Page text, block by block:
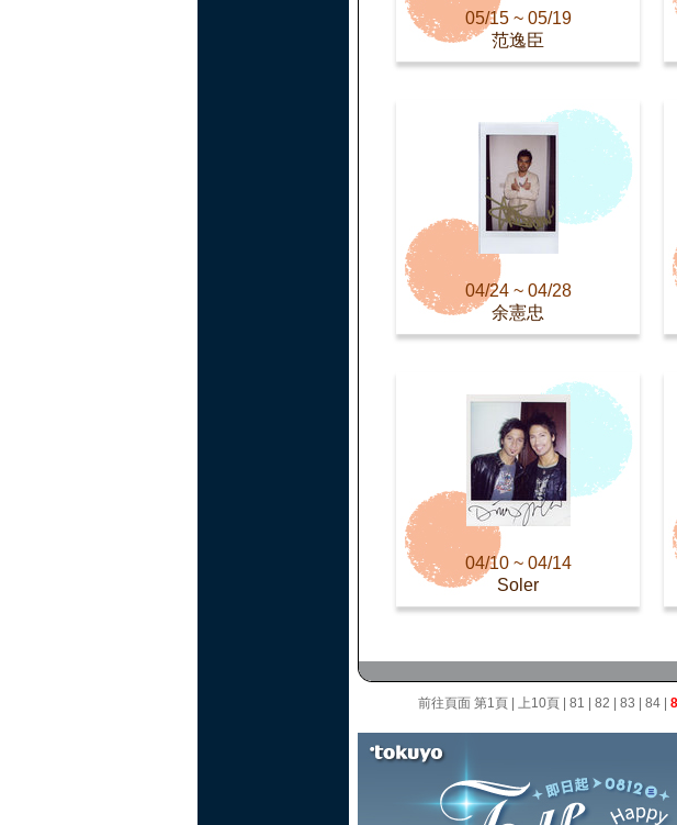
05/15 ~ 05/19
范逸臣
04/24 ~ 04/28
余憲忠
04/10 ~ 04/14
Soler
前往頁面 第1頁 上10頁 81 82 83 84